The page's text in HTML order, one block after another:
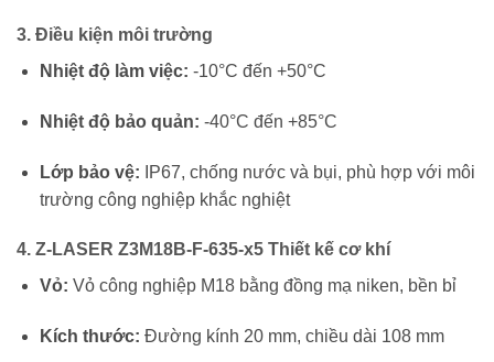
3. Điều kiện môi trường
Nhiệt độ làm việc: -10°C đến +50°C
Nhiệt độ bảo quản: -40°C đến +85°C
Lớp bảo vệ: IP67, chống nước và bụi, phù hợp với môi
trường công nghiệp khắc nghiệt
4. Z-LASER Z3M18B-F-635-x5 Thiết kế cơ khí
Vỏ: Vỏ công nghiệp M18 bằng đồng mạ niken, bền bỉ
Kích thước: Đường kính 20 mm, chiều dài 108 mm